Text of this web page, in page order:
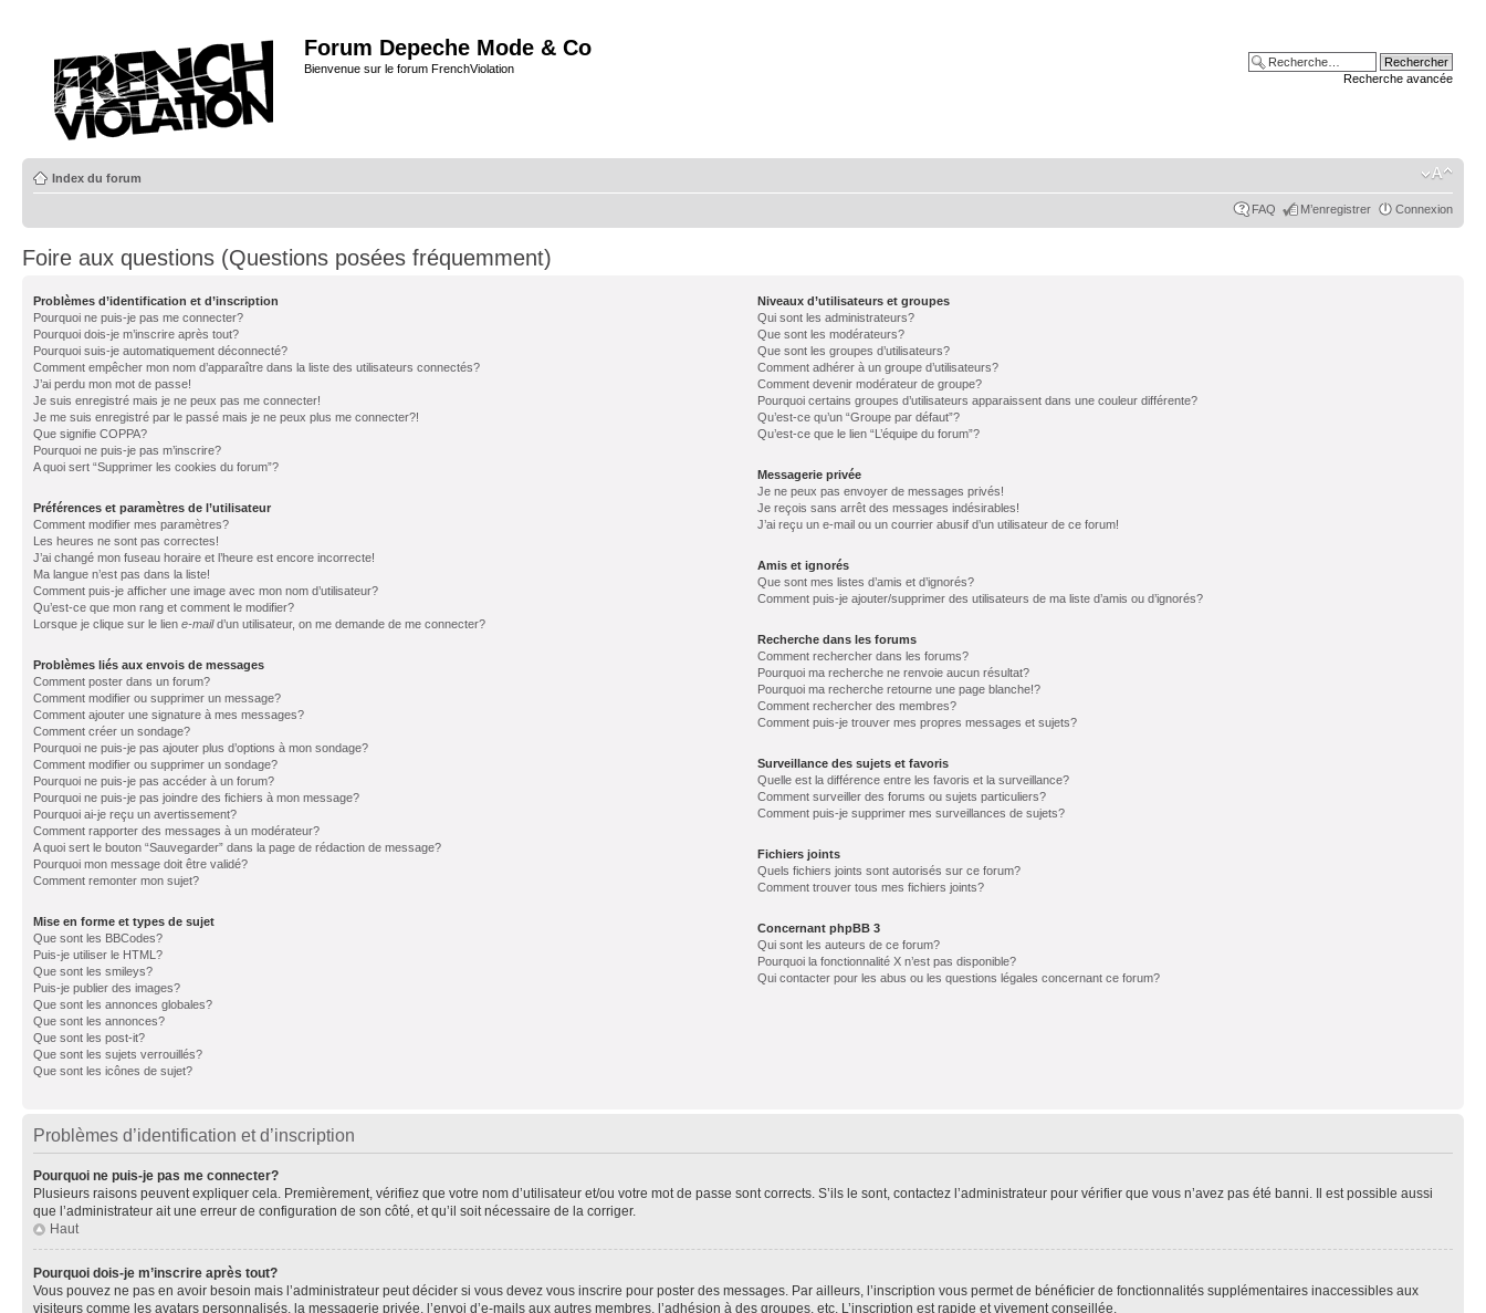
Forum Depeche Mode & Co
Bienvenue sur le forum FrenchViolation
Recherche avancée
Index du forum
FAQ M’enregistrer Connexion
Foire aux questions (Questions posées fréquemment)
Problèmes d’identification et d’inscription
Pourquoi ne puis-je pas me connecter?
Pourquoi dois-je m’inscrire après tout?
Pourquoi suis-je automatiquement déconnecté?
Comment empêcher mon nom d’apparaître dans la liste des utilisateurs connectés?
J’ai perdu mon mot de passe!
Je suis enregistré mais je ne peux pas me connecter!
Je me suis enregistré par le passé mais je ne peux plus me connecter?!
Que signifie COPPA?
Pourquoi ne puis-je pas m’inscrire?
A quoi sert “Supprimer les cookies du forum”?
Préférences et paramètres de l’utilisateur
Comment modifier mes paramètres?
Les heures ne sont pas correctes!
J’ai changé mon fuseau horaire et l’heure est encore incorrecte!
Ma langue n’est pas dans la liste!
Comment puis-je afficher une image avec mon nom d’utilisateur?
Qu’est-ce que mon rang et comment le modifier?
Lorsque je clique sur le lien e-maild’un utilisateur, on me demande de me connecter?
Problèmes liés aux envois de messages
Comment poster dans un forum?
Comment modifier ou supprimer un message?
Comment ajouter une signature à mes messages?
Comment créer un sondage?
Pourquoi ne puis-je pas ajouter plus d’options à mon sondage?
Comment modifier ou supprimer un sondage?
Pourquoi ne puis-je pas accéder à un forum?
Pourquoi ne puis-je pas joindre des fichiers à mon message?
Pourquoi ai-je reçu un avertissement?
Comment rapporter des messages à un modérateur?
A quoi sert le bouton “Sauvegarder” dans la page de rédaction de message?
Pourquoi mon message doit être validé?
Comment remonter mon sujet?
Mise en forme et types de sujet
Que sont les BBCodes?
Puis-je utiliser le HTML?
Que sont les smileys?
Puis-je publier des images?
Que sont les annonces globales?
Que sont les annonces?
Que sont les post-it?
Que sont les sujets verrouillés?
Que sont les icônes de sujet?
Niveaux d’utilisateurs et groupes
Qui sont les administrateurs?
Que sont les modérateurs?
Que sont les groupes d’utilisateurs?
Comment adhérer à un groupe d’utilisateurs?
Comment devenir modérateur de groupe?
Pourquoi certains groupes d’utilisateurs apparaissent dans une couleur différente?
Qu’est-ce qu’un “Groupe par défaut”?
Qu’est-ce que le lien “L’équipe du forum”?
Messagerie privée
Je ne peux pas envoyer de messages privés!
Je reçois sans arrêt des messages indésirables!
J’ai reçu un e-mail ou un courrier abusif d’un utilisateur de ce forum!
Amis et ignorés
Que sont mes listes d’amis et d’ignorés?
Comment puis-je ajouter/supprimer des utilisateurs de ma liste d’amis ou d’ignorés?
Recherche dans les forums
Comment rechercher dans les forums?
Pourquoi ma recherche ne renvoie aucun résultat?
Pourquoi ma recherche retourne une page blanche!?
Comment rechercher des membres?
Comment puis-je trouver mes propres messages et sujets?
Surveillance des sujets et favoris
Quelle est la différence entre les favoris et la surveillance?
Comment surveiller des forums ou sujets particuliers?
Comment puis-je supprimer mes surveillances de sujets?
Fichiers joints
Quels fichiers joints sont autorisés sur ce forum?
Comment trouver tous mes fichiers joints?
Concernant phpBB 3
Qui sont les auteurs de ce forum?
Pourquoi la fonctionnalité X n’est pas disponible?
Qui contacter pour les abus ou les questions légales concernant ce forum?
Problèmes d’identification et d’inscription
Pourquoi ne puis-je pas me connecter?
Plusieurs raisons peuvent expliquer cela. Premièrement, vérifiez que votre nom d’utilisateur et/ou votre mot de passe sont corrects. S’ils le sont, contactez l’administrateur pour vérifier que vous n’avez pas été banni. Il est possible aussi
que l’administrateur ait une erreur de configuration de son côté, et qu’il soit nécessaire de la corriger.
Haut
Pourquoi dois-je m’inscrire après tout?
Vous pouvez ne pas en avoir besoin mais l’administrateur peut décider si vous devez vous inscrire pour poster des messages. Par ailleurs, l’inscription vous permet de bénéficier de fonctionnalités supplémentaires inaccessibles aux
visiteurs comme les avatars personnalisés, la messagerie privée, l’envoi d’e-mails aux autres membres, l’adhésion à des groupes, etc. L’inscription est rapide et vivement conseillée.